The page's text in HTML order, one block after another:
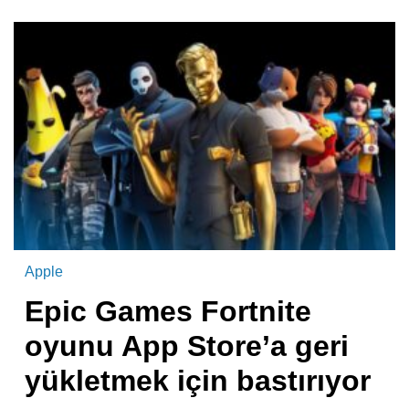
Apple
Epic Games Fortnite
oyunu App Store’a geri
yükletmek için bastırıyor